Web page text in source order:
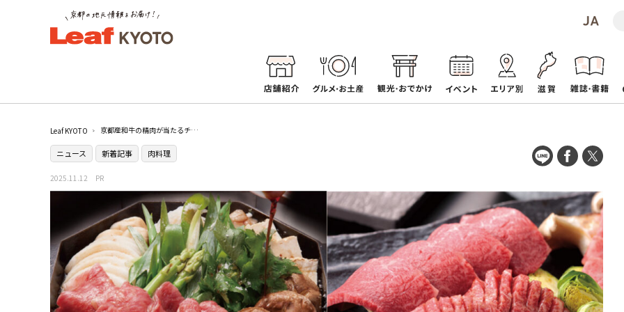
Leaf KYOTO 京都産和牛の精肉が当たるチャンス！第4回“おあがりやす京都産和牛”プレゼントキャンペーンを開催！
ニュース 新着記事 肉料理
2025.11.12 PR